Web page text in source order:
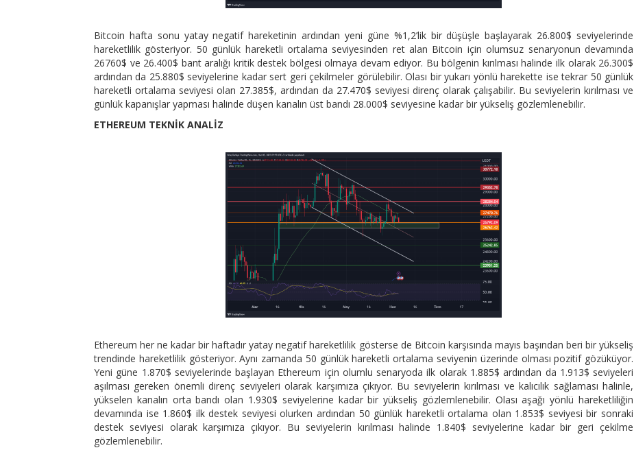
Bitcoin hafta sonu yatay negatif hareketinin ardından yeni güne %1,2’lik bir düşüşle başlayarak 26.800$ seviyelerinde
hareketlilik gösteriyor. 50 günlük hareketli ortalama seviyesinden ret alan Bitcoin için olumsuz senaryonun devamında
26760$ ve 26.400$ bant aralığı kritik destek bölgesi olmaya devam ediyor. Bu bölgenin kırılması halinde ilk olarak 26.300$
ardından da 25.880$ seviyelerine kadar sert geri çekilmeler görülebilir. Olası bir yukarı yönlü harekette ise tekrar 50 günlük
hareketli ortalama seviyesi olan 27.385$, ardından da 27.470$ seviyesi direnç olarak çalışabilir. Bu seviyelerin kırılması ve
günlük kapanışlar yapması halinde düşen kanalın üst bandı 28.000$ seviyesine kadar bir yükseliş gözlemlenebilir.
ETHEREUM TEKNİK ANALİZ
Ethereum her ne kadar bir haftadır yatay negatif hareketlilik gösterse de Bitcoin karşısında mayıs başından beri bir yükseliş
trendinde hareketlilik gösteriyor. Aynı zamanda 50 günlük hareketli ortalama seviyenin üzerinde olması pozitif gözüküyor.
Yeni güne 1.870$ seviyelerinde başlayan Ethereum için olumlu senaryoda ilk olarak 1.885$ ardından da 1.913$ seviyeleri
aşılması gereken önemli direnç seviyeleri olarak karşımıza çıkıyor. Bu seviyelerin kırılması ve kalıcılık sağlaması halinle,
yükselen kanalın orta bandı olan 1.930$ seviyelerine kadar bir yükseliş gözlemlenebilir. Olası aşağı yönlü hareketliliğin
devamında ise 1.860$ ilk destek seviyesi olurken ardından 50 günlük hareketli ortalama olan 1.853$ seviyesi bir sonraki
destek seviyesi olarak karşımıza çıkıyor. Bu seviyelerin kırılması halinde 1.840$ seviyelerine kadar bir geri çekilme
gözlemlenebilir.